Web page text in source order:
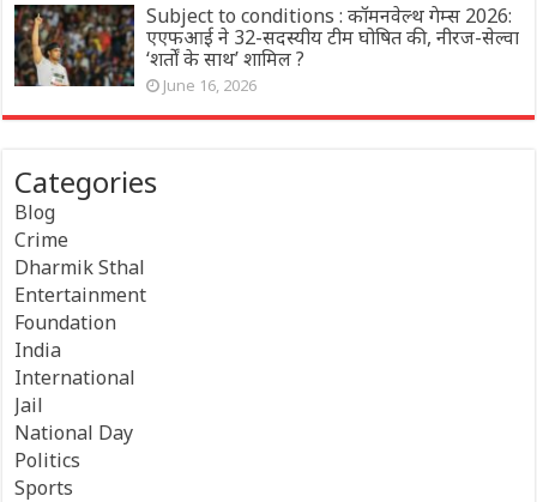
Subject to conditions : कॉमनवेल्थ गेम्स 2026:
एएफआई ने 32-सदस्यीय टीम घोषित की, नीरज-सेल्वा
‘शर्तों के साथ’ शामिल ?
June 16, 2026
Categories
Blog
Crime
Dharmik Sthal
Entertainment
Foundation
India
International
Jail
National Day
Politics
Sports